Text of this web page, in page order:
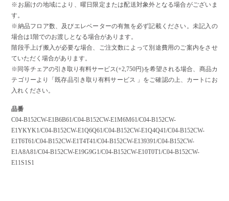
※お届けの地域により、曜日限定または配送対象外となる場合がございま
す。
※納品フロア数、及びエレベーターの有無を必ず記載ください。未記入の
場合は1階でのお渡しとなる場合があります。
階段手上げ搬入が必要な場合、ご注文数によって別途費用のご案内をさせ
ていただく場合があります。
※同等チェアの引き取り有料サービス(+2,750円)を希望される場合、商品カ
テゴリーより「既存品引き取り有料サービス 」をご確認の上、カートにお
入れください。
品番
C04-B152CW-E1B6B61/C04-B152CW-E1M6M61/C04-B152CW-
E1YKYK1/C04-B152CW-E1Q6Q61/C04-B152CW-E1Q4Q41/C04-B152CW-
E1T6T61/C04-B152CW-E1T4T41/C04-B152CW-E139391/C04-B152CW-
E1A8A81/C04-B152CW-E19G9G1/C04-B152CW-E10T0T1/C04-B152CW-
E11S1S1